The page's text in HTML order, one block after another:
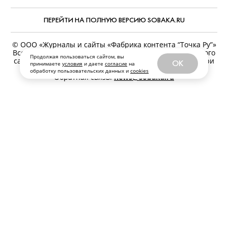
Продолжая пользоваться сайтом, вы
принимаете условия и даете согласие на
обработку пользовательских данных и cookies
OK
ПЕРЕЙТИ НА ПОЛНУЮ ВЕРСИЮ SOBAKA.RU
© ООО «Журналы и сайты «Фабрика контента “Точка Ру”»
Все права защищены. Перепечатка материалов данного
сайта возможна только с письменного разрешения. При
цитировании ссылка на www.sobaka.ru обязательна.
Обратная связь:news@sobaka.ru